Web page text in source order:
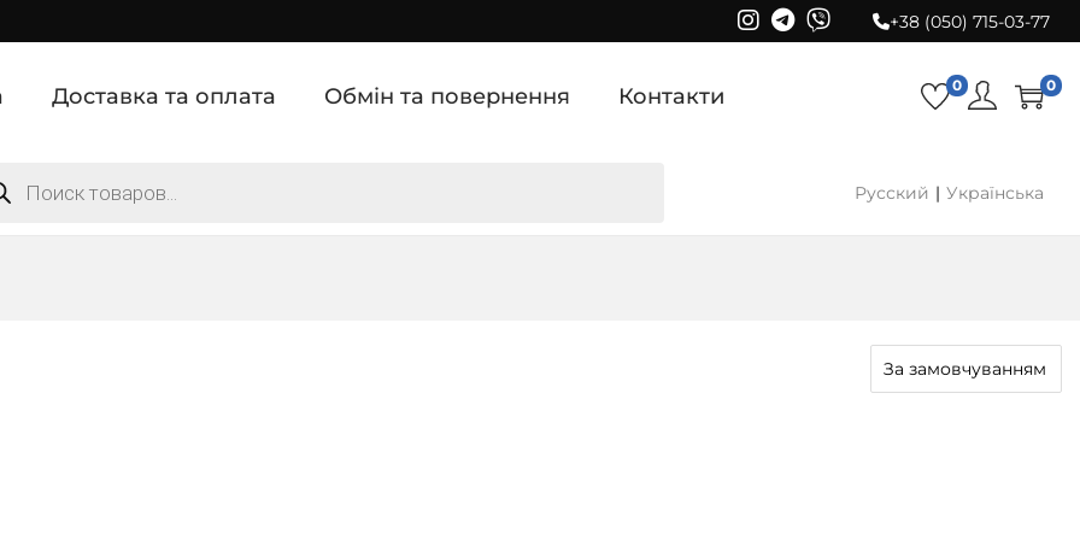
+38 (050) 715-03-77
Доставка та оплата Обмін та повернення Контакти 0 0
Русский Українська